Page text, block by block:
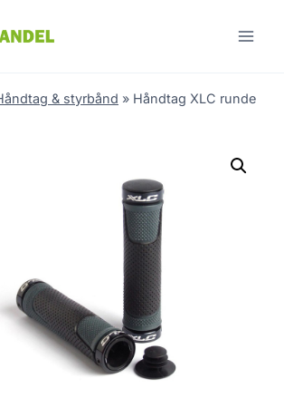
& styrbånd » Håndtag XLC runde